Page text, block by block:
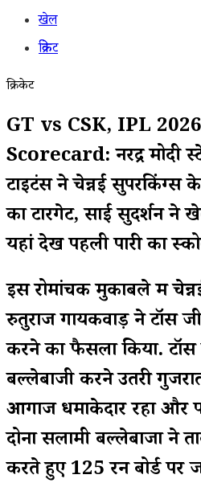
खेल
क्रिकेट
क्रिकेट
GT vs CSK, IPL
Scorecard: नरेंद्र मोदी
टाइटंस ने चेन्नई सुपरकिंग्स
का टारगेट, साई सुदर्शन ने
यहां देखें पहली पारी का
इस रोमांचक मुकाबले में
रुतुराज गायकवाड़ ने टॉस
करने का फैसला किया.
बल्लेबाजी करने उतरी
आगाज धमाकेदार रहा और
दोनों सलामी बल्लेबाजों ने
करते हुए 125 रन बोर्ड पर